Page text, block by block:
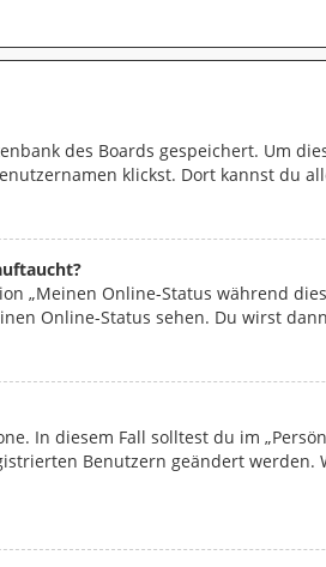
des Boards gespeichert. Um
klickst. Dort kannst du
„Meinen Online-Status während
Online-Status sehen. Du wirst
In diesem Fall solltest du im
Benutzern geändert